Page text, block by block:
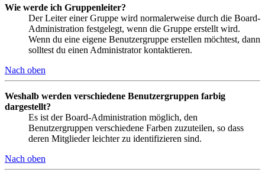
Wie werde ich Gruppenleiter?
Der Leiter einer Gruppe wird normalerweise durch die Board-
Administration festgelegt, wenn die Gruppe erstellt wird.
Wenn du eine eigene Benutzergruppe erstellen möchtest, dann
solltest du einen Administrator kontaktieren.
Nach oben
Weshalb werden verschiedene Benutzergruppen farbig
dargestellt?
Es ist der Board-Administration möglich, den
Benutzergruppen verschiedene Farben zuzuteilen, so dass
deren Mitglieder leichter zu identifizieren sind.
Nach oben